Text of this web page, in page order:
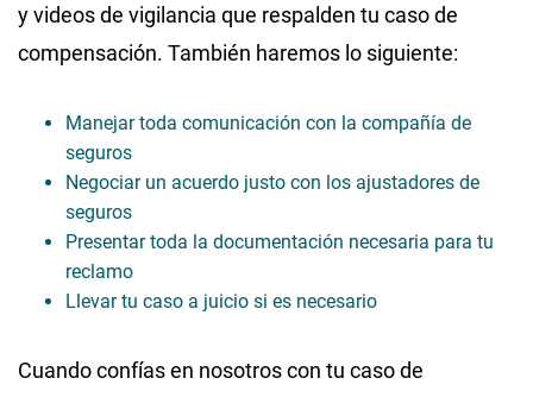
y videos de vigilancia que respalden tu caso de
compensación. También haremos lo siguiente:
Manejar toda comunicación con la compañía de
seguros
Negociar un acuerdo justo con los ajustadores de
seguros
Presentar toda la documentación necesaria para tu
reclamo
Llevar tu caso a juicio si es necesario
Cuando confías en nosotros con tu caso de